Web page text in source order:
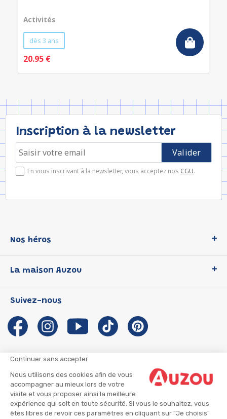
Continuer sans accepter
Nous utilisons des cookies afin de vous
accompagner au mieux lors de votre
visite et vous proposer ainsi la meilleure
expérience qui soit en toute sécurité. Si vous le souhaitez, vous
êtes libres de revoir ces paramètres en cliquant sur "Je choisis"
Activités
dès 3 ans
20.95 €
Inscription à la newsletter
En vous inscrivant à la newsletter, vous acceptez nos CGU.
Nos héros
P'tit Loup
Les Influenceuses
Migali
Petite Taupe
La maison Auzou
Notre histoire
Auzou s'engage
Auteurs et illustrateurs Auzou
Suivre mon colis
Infos consommateur
Suivez-nous
CGU
CGV
Mentions légales